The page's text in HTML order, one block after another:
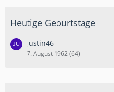
Heutige Geburtstage
justin46
7. August 1962 (64)